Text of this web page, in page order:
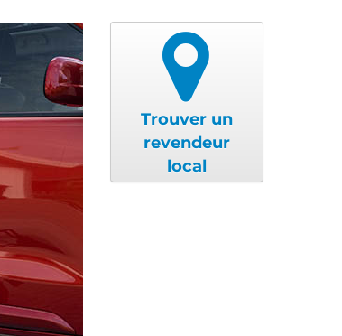
Trouver un
revendeur
local